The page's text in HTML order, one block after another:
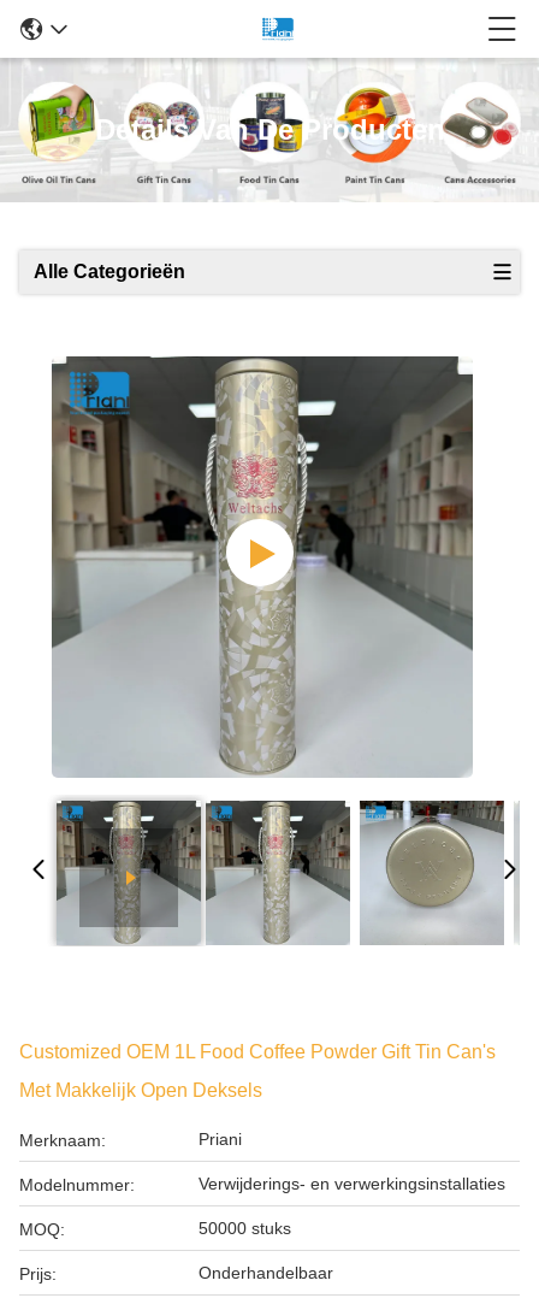
Details Van De Producten
Alle Categorieën
Customized OEM 1L Food Coffee Powder Gift Tin Can's
Met Makkelijk Open Deksels
Merknaam: Priani
Modelnummer: Verwijderings- en verwerkingsinstallaties
MOQ: 50000 stuks
Prijs: Onderhandelbaar